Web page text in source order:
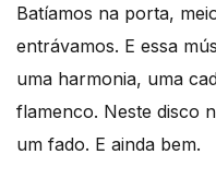
Batíamos na porta,
entrávamos. E essa
uma harmonia, uma
flamenco. Neste disco
um fado. E ainda bem.